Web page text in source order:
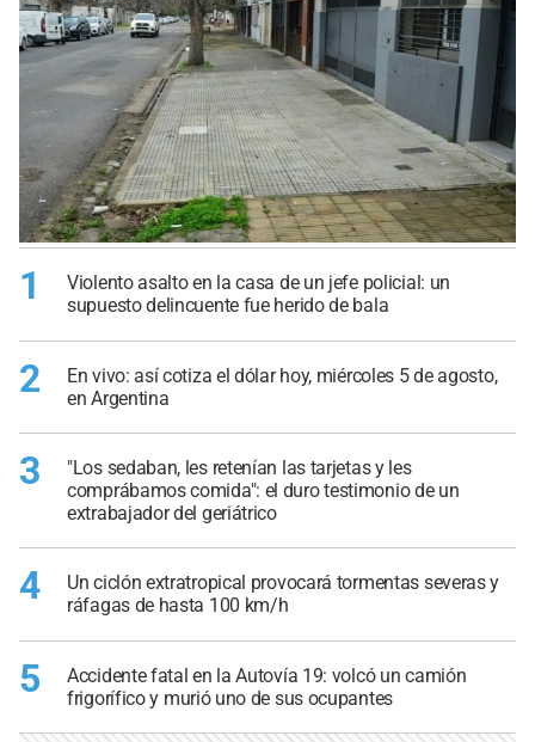
1
Violento asalto en la casa de un jefe policial: un
supuesto delincuente fue herido de bala
2
En vivo: así cotiza el dólar hoy, miércoles 5 de agosto,
en Argentina
3
"Los sedaban, les retenían las tarjetas y les
comprábamos comida": el duro testimonio de un
extrabajador del geriátrico
4
Un ciclón extratropical provocará tormentas severas y
ráfagas de hasta 100 km/h
5
Accidente fatal en la Autovía 19: volcó un camión
frigorífico y murió uno de sus ocupantes